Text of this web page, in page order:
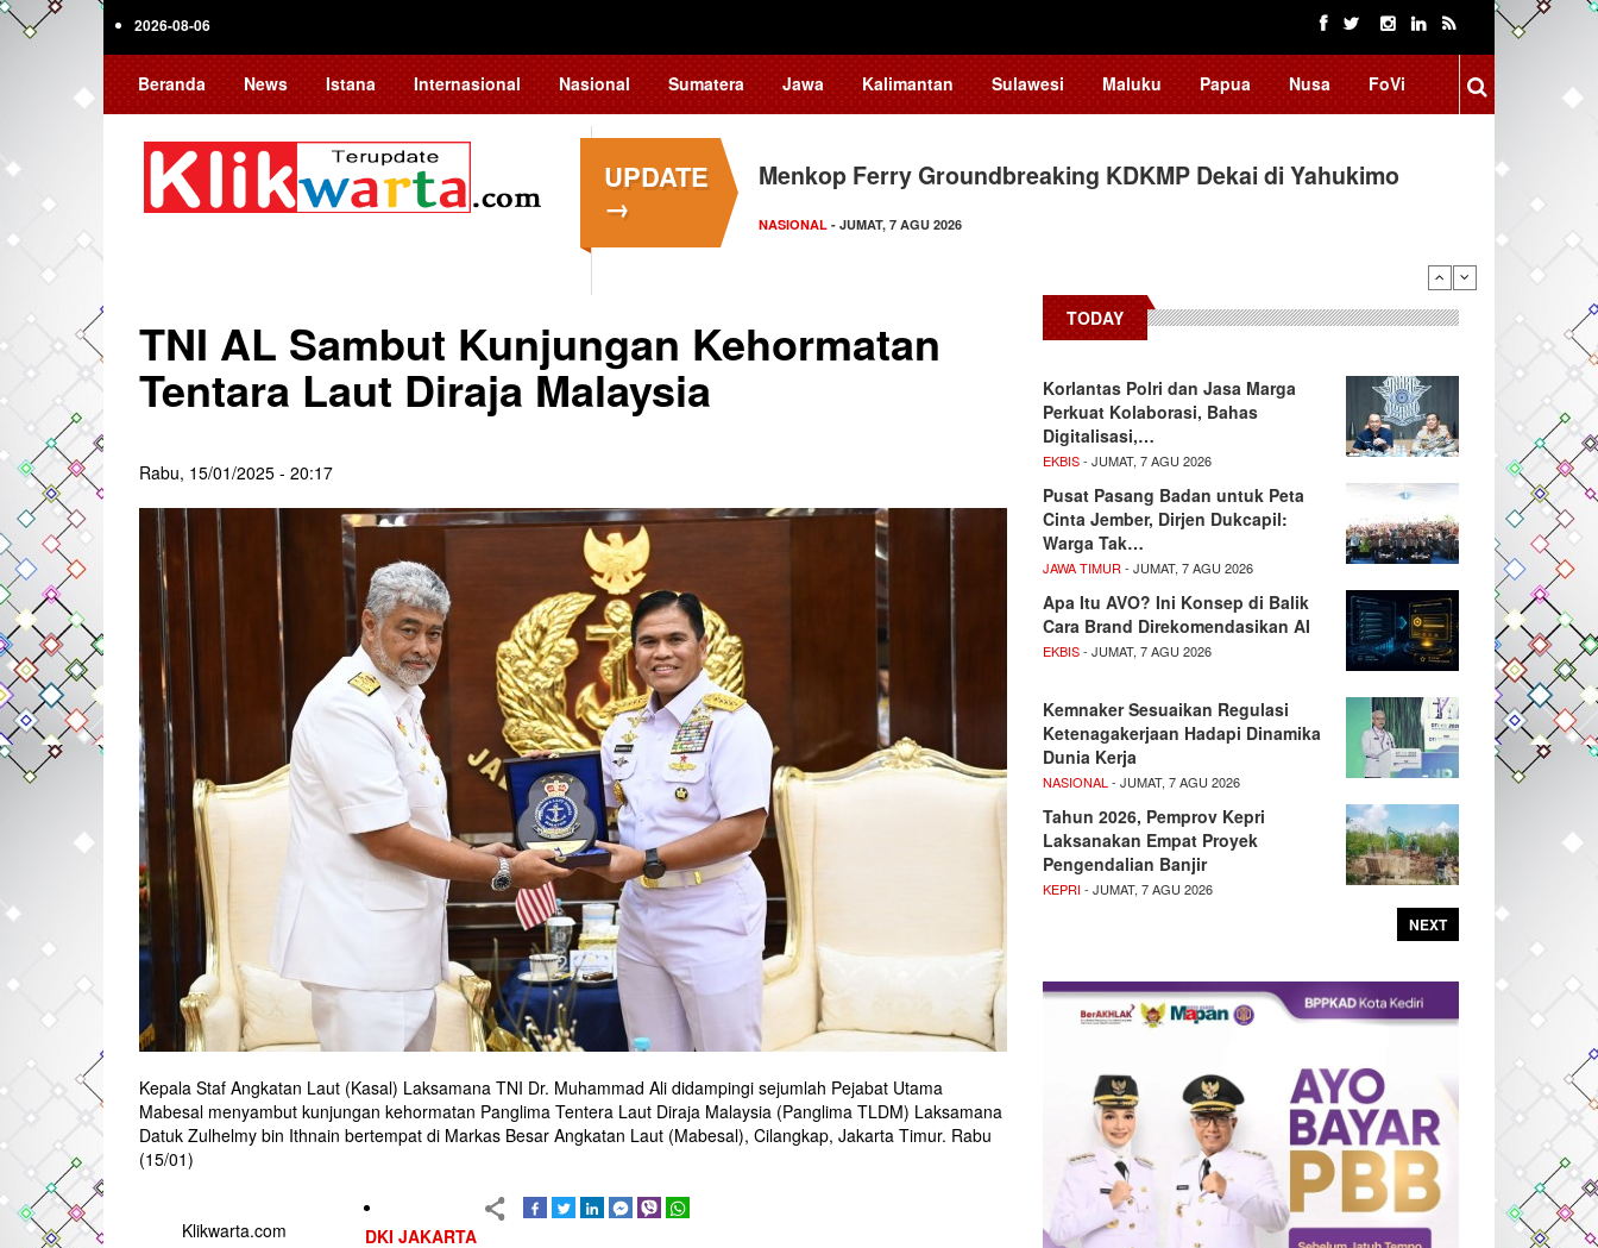
Skip
2026-08-06
Beranda News Istana Internasional Nasional Sumatera Jawa Kalimantan Sulawesi Maluku Papua Nusa FoVi
UPDATE
→
Menkop Ferry Groundbreaking KDKMP Dekai di Yahukimo
NASIONAL - JUMAT, 7 AGU 2026
TNI AL Sambut Kunjungan Kehormatan
Tentara Laut Diraja Malaysia
Rabu, 15/01/2025 - 20:17
Kepala Staf Angkatan Laut (Kasal) Laksamana TNI Dr. Muhammad Ali didampingi sejumlah Pejabat Utama
Mabesal menyambut kunjungan kehormatan Panglima Tentera Laut Diraja Malaysia (Panglima TLDM) Laksamana
Datuk Zulhelmy bin Ithnain bertempat di Markas Besar Angkatan Laut (Mabesal), Cilangkap, Jakarta Timur. Rabu
(15/01)
Klikwarta.com DKI JAKARTA
TODAY
Korlantas Polri dan Jasa Marga
Perkuat Kolaborasi, Bahas
Digitalisasi,…
EKBIS- JUMAT, 7 AGU 2026
Pusat Pasang Badan untuk Peta
Cinta Jember, Dirjen Dukcapil:
Warga Tak…
JAWA TIMUR - JUMAT, 7 AGU 2026
Apa Itu AVO? Ini Konsep di Balik
Cara Brand Direkomendasikan AI
EKBIS- JUMAT, 7 AGU 2026
Kemnaker Sesuaikan Regulasi
Ketenagakerjaan Hadapi Dinamika
Dunia Kerja
NASIONAL - JUMAT, 7 AGU 2026
Tahun 2026, Pemprov Kepri
Laksanakan Empat Proyek
Pengendalian Banjir
KEPRI- JUMAT, 7 AGU 2026
NEXT